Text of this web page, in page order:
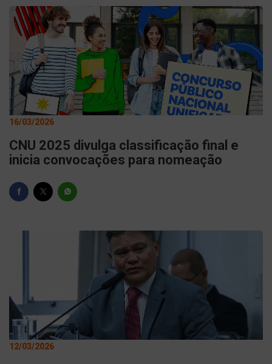
16/03/2026
CNU 2025 divulga classificação final e
inicia convocações para nomeação
12/03/2026